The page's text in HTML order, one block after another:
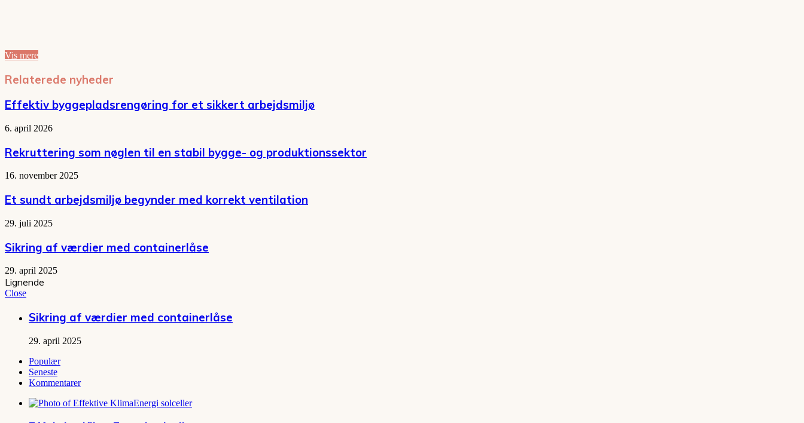
Vis mere
Relaterede nyheder
Effektiv byggepladsrengøring for et sikkert arbejdsmiljø
6. april 2026
Rekruttering som nøglen til en stabil bygge- og produktionssektor
16. november 2025
Et sundt arbejdsmiljø begynder med korrekt ventilation
29. juli 2025
Sikring af værdier med containerlåse
29. april 2025
Lignende
Close
Sikring af værdier med containerlåse
29. april 2025
Populær
Seneste
Kommentarer